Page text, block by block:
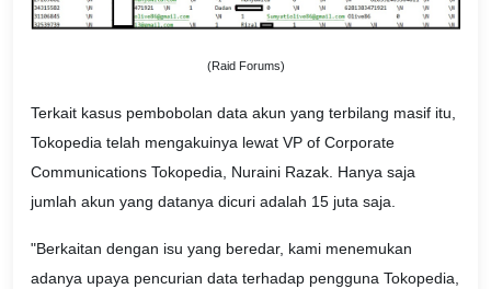
(Raid Forums)
Terkait kasus pembobolan data akun yang terbilang masif itu,
Tokopedia telah mengakuinya lewat VP of Corporate
Communications Tokopedia, Nuraini Razak. Hanya saja
jumlah akun yang datanya dicuri adalah 15 juta saja.
"Berkaitan dengan isu yang beredar, kami menemukan
adanya upaya pencurian data terhadap pengguna Tokopedia,